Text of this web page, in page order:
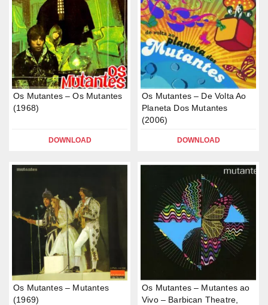
Os Mutantes – Os Mutantes
(1968)
DOWNLOAD
Os Mutantes – De Volta Ao
Planeta Dos Mutantes
(2006)
DOWNLOAD
Os Mutantes – Mutantes
(1969)
Os Mutantes – Mutantes ao
Vivo – Barbican Theatre,